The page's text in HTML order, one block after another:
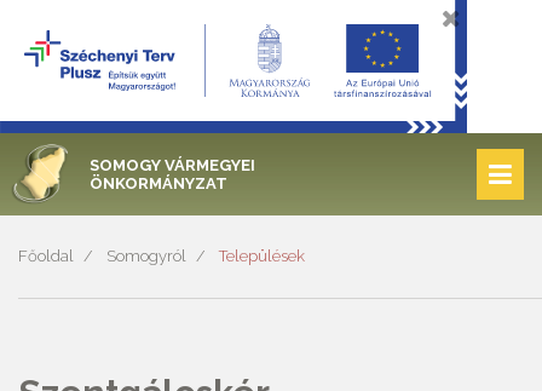
SOMOGY VÁRMEGYEI
ÖNKORMÁNYZAT
Főoldal Somogyról Települések